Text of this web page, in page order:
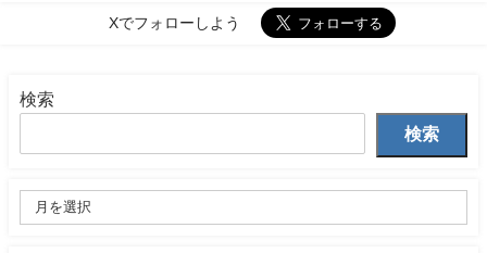
Xでフォローしよう
検索
検索